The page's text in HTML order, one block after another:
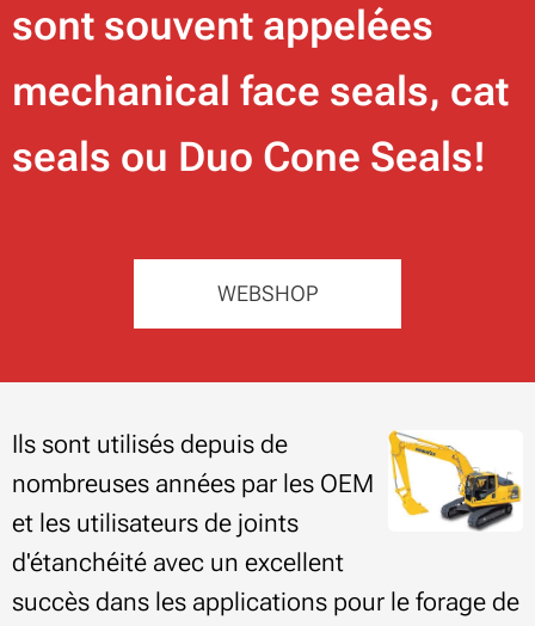
sont souvent appelées
mechanical face seals, cat
seals ou Duo Cone Seals!
WEBSHOP
Ils sont utilisés depuis de
nombreuses années par les OEM
et les utilisateurs de joints
d'étanchéité avec un excellent
succès dans les applications pour le forage de